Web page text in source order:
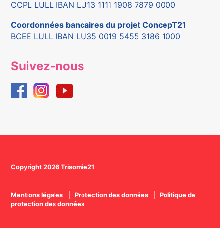
CCPL LULL IBAN LU13 1111 1908 7879 0000
Coordonnées bancaires du projet ConcepT21
BCEE LULL IBAN LU35 0019 5455 3186 1000
Suivez-nous
Copyright 2026 Trisomie21
Mentions légales Protection des données
Politique de
protection des données